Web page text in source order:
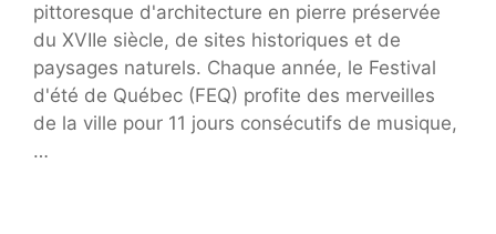
pittoresque d'architecture en pierre préservée
du XVIIe siècle, de sites historiques et de
paysages naturels. Chaque année, le Festival
d'été de Québec (FEQ) profite des merveilles
de la ville pour 11 jours consécutifs de musique,
…